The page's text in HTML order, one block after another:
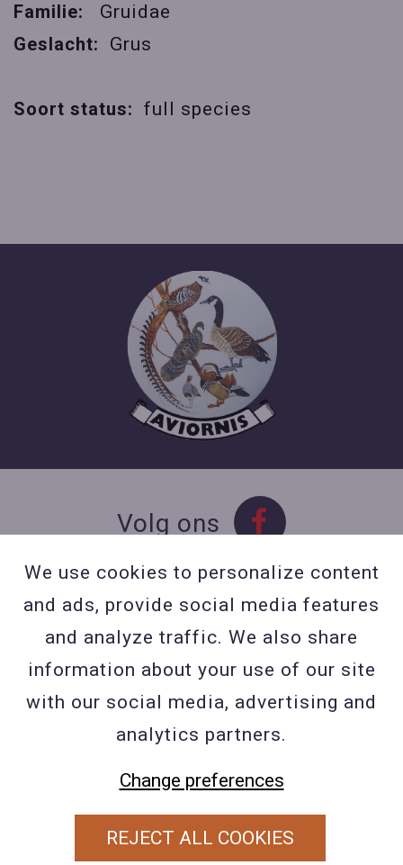
Familie: Gruidae
Geslacht:
Grus
Soort status: full species
Volg ons
Contact
Contacteer ons
BE 0423 427 566 (0032
477601560
Wuytsbergen (HRT) 118, 2200
PRIVACY POLICY
We use cookies to personalize content
and ads, provide social media features
and analyze traffic. We also share
information about your use of our site
with our social media, advertising and
analytics partners.
Change preferences
REJECT ALL COOKIES